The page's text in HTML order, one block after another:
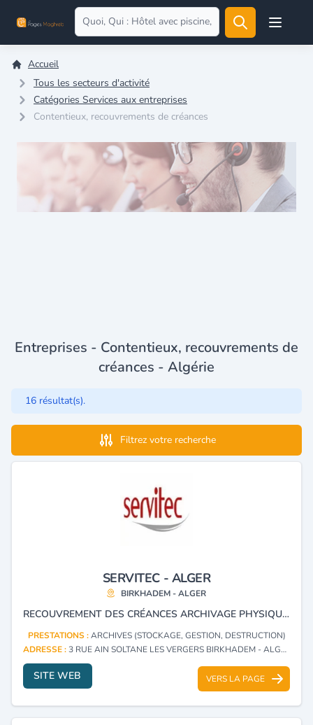
Open
Accueil
Tous les secteurs d'activité
Catégories Services aux entreprises
Contentieux, recouvrements de créances
Entreprises - Contentieux, recouvrements de
créances - Algérie
16 résultat(s).
Filtrez votre recherche
SERVITEC - ALGER
BIRKHADEM - ALGER
RECOUVREMENT DES CRÉANCES ARCHIVAGE PHYSIQUE ET ÉLECTRONIQUE GESTION DU COURRIER, CALL CENTER, LOGISTIQUE (DÉPÔT, CONTRÔLE DE MARCHANDISE, LIVRAISON DE COURRIER ET COLIS À DOMICILE ).
PRESTATIONS :ARCHIVES (STOCKAGE, GESTION, DESTRUCTION)
ADRESSE :3 RUE AIN SOLTANE LES VERGERS BIRKHADEM - ALGER
SITE WEB VERS LA PAGE